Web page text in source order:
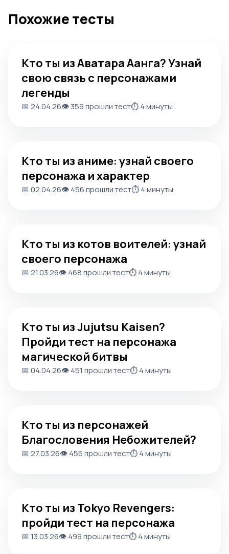
Похожие тесты
Кто ты из Аватара Аанга? Узнай
свою связь с персонажами
легенды
📅 24.04.26👁️ 359 прошли тест⏱️ 4 минуты
Кто ты из аниме: узнай своего
персонажа и характер
📅 02.04.26👁️ 456 прошли тест⏱️ 4 минуты
Кто ты из котов воителей: узнай
своего персонажа
📅 21.03.26👁️ 468 прошли тест⏱️ 4 минуты
Кто ты из Jujutsu Kaisen?
Пройди тест на персонажа
магической битвы
📅 04.04.26👁️ 451 прошли тест⏱️ 4 минуты
Кто ты из персонажей
Благословения Небожителей?
📅 27.03.26👁️ 455 прошли тест⏱️ 4 минуты
Кто ты из Tokyo Revengers:
пройди тест на персонажа
📅 13.03.26👁️ 499 прошли тест⏱️ 4 минуты